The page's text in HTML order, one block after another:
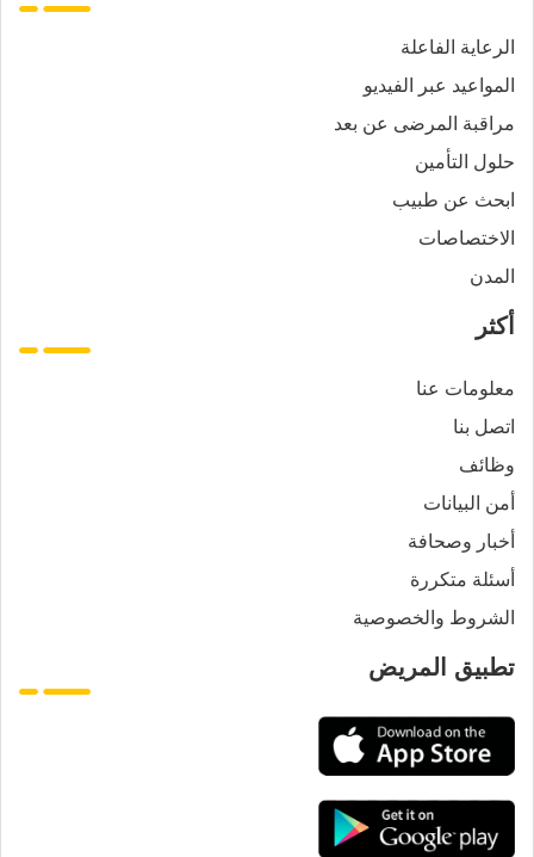
الرعاية الفاعلة
المواعيد عبر الفيديو
مراقبة المرضى عن بعد
حلول التأمين
ابحث عن طبيب
الاختصاصات
المدن
أكثر
معلومات عنا
اتصل بنا
وظائف
أمن البيانات
أخبار وصحافة
أسئلة متكررة
الشروط والخصوصية
تطبيق المريض